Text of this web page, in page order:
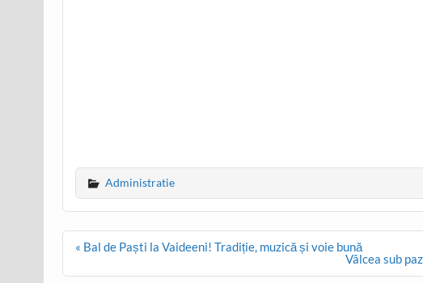
Administratie
Post
« Bal de Paști la Vaideeni! Tradiție, muzică și voie bună
Vâlcea sub